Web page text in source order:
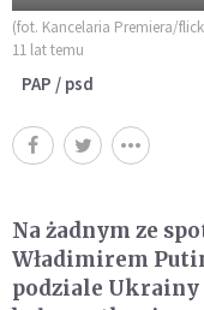
(fot. Kancelaria Premiera/
11 lat temu
PAP / psd
Na żadnym ze
Władimirem
podziale Ukrainy